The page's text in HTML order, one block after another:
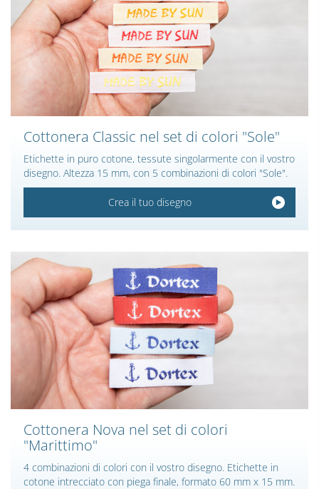
Cottonera Classic nel set di colori "Sole"
Etichette in puro cotone, tessute singolarmente con il vostro
disegno. Altezza 15 mm, con 5 combinazioni di colori "Sole".
Crea il tuo disegno
Cottonera Nova nel set di colori
"Marittimo"
4 combinazioni di colori con il vostro disegno. Etichette in
cotone intrecciato con piega finale, formato 60 mm x 15 mm.